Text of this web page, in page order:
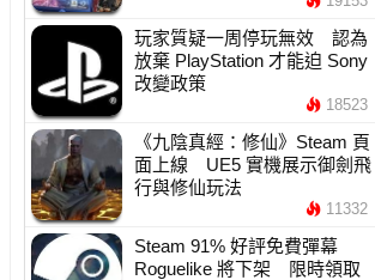
玩家質疑一周停玩無效 認為
放棄 PlayStation 才能迫 Sony
改變政策
18523
《九陰真經：修仙》Steam 頁
面上線 UE5 實機展示御劍飛
行與修仙玩法
11332
Steam 91% 好評免費彈幕
Roguelike 將下架 限時領取